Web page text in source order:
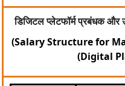
डिजिटल प्लेटफॉर्म प्रबंधक
(Salary Structure for
(Digital